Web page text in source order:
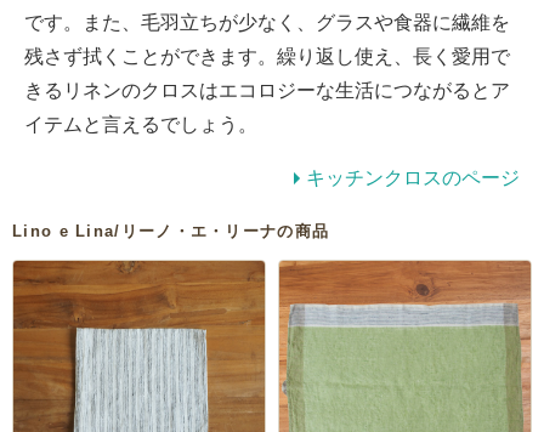
です。また、毛羽立ちが少なく、グラスや食器に繊維を
残さず拭くことができます。繰り返し使え、長く愛用で
きるリネンのクロスはエコロジーな生活につながるとア
イテムと言えるでしょう。
キッチンクロスのページ
Lino e Lina/リーノ・エ・リーナの商品